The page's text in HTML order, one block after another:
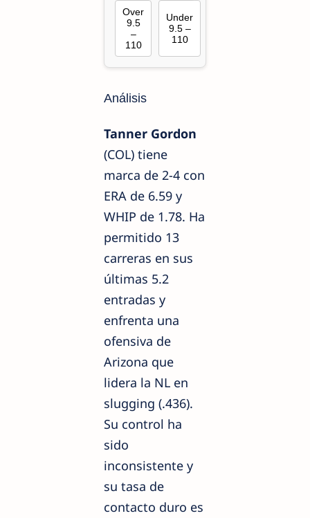
Over
9.5
–
110
Under
9.5 –
110
Análisis
Tanner Gordon
(COL) tiene
marca de 2-4 con
ERA de 6.59 y
WHIP de 1.78. Ha
permitido 13
carreras en sus
últimas 5.2
entradas y
enfrenta una
ofensiva de
Arizona que
lidera la NL en
slugging (.436).
Su control ha
sido
inconsistente y
su tasa de
contacto duro es